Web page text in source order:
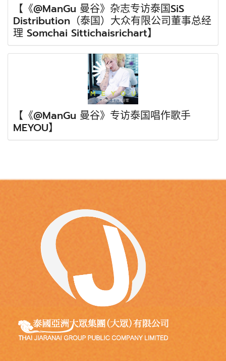
【《@ManGu 曼谷》杂志专访泰国SiS
Distribution（泰国）大众有限公司董事总经
理 Somchai Sittichaisrichart】
【《@ManGu 曼谷》专访泰国唱作歌手
MEYOU】